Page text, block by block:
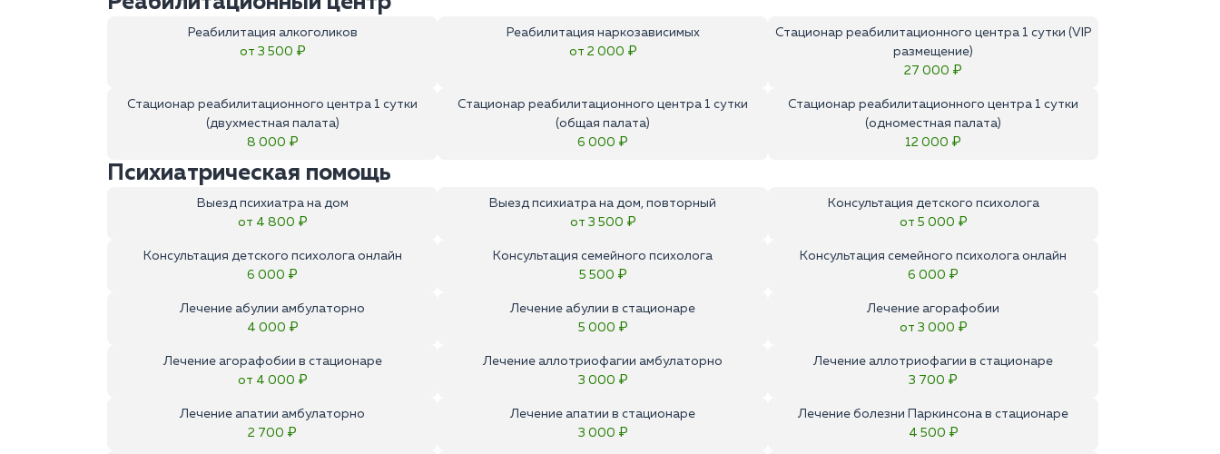
Реабилитация алкоголиков
от 3 500 ₽
Реабилитация наркозависимых
от 2 000 ₽
Стационар реабилитационного центра 1 сутки (VIP
размещение)
27 000 ₽
Стационар реабилитационного центра 1 сутки
(двухместная палата)
8 000 ₽
Стационар реабилитационного центра 1 сутки
(общая палата)
6 000 ₽
Стационар реабилитационного центра 1 сутки
(одноместная палата)
12 000 ₽
Психиатрическая помощь
Выезд психиатра на дом
от 4 800 ₽
Выезд психиатра на дом, повторный
от 3 500 ₽
Консультация детского психолога
от 5 000 ₽
Консультация детского психолога онлайн
6 000 ₽
Консультация семейного психолога
5 500 ₽
Консультация семейного психолога онлайн
6 000 ₽
Лечение абулии амбулаторно
4 000 ₽
Лечение абулии в стационаре
5 000 ₽
Лечение агорафобии
от 3 000 ₽
Лечение агорафобии в стационаре
от 4 000 ₽
Лечение аллотриофагии амбулаторно
3 000 ₽
Лечение аллотриофагии в стационаре
3 700 ₽
Лечение апатии амбулаторно
2 700 ₽
Лечение апатии в стационаре
3 000 ₽
Лечение болезни Паркинсона в стационаре
4 500 ₽